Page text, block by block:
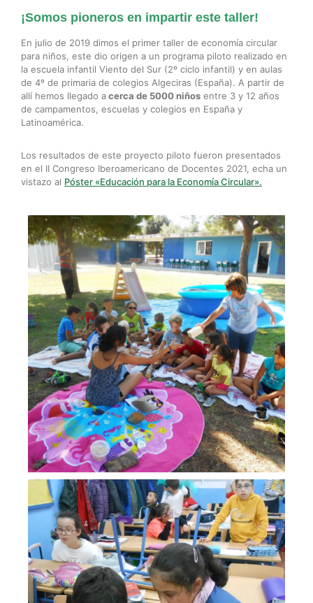
¡Somos pioneros en impartir este taller!
En julio de 2019 dimos el primer taller de economía circular
para niños, este dio origen a un programa piloto realizado en
la escuela infantil Viento del Sur (2º ciclo infantil) y en aulas
de 4º de primaria de colegios Algeciras (España). A partir de
allí hemos llegado acerca de 5000 niños entre 3 y 12 años
de campamentos, escuelas y colegios en España y
Latinoamérica.
Los resultados de este proyecto piloto fueron presentados
en el II Congreso Iberoamericano de Docentes 2021, echa un
vistazo al Póster «Educación para la Economía Circular».